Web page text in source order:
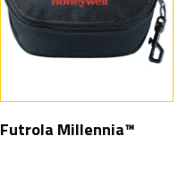
Futrola Millennia™